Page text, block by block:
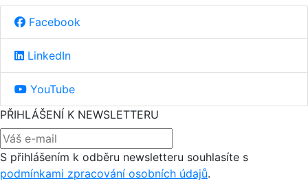
Facebook
LinkedIn
YouTube
PŘIHLÁŠENÍ K NEWSLETTERU
S přihlášením k odběru newsletteru souhlasíte s
podmínkami zpracování osobních údajů.